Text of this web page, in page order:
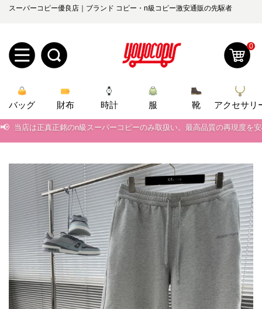
スーパーコピー優良店｜ブランド コピー・n級コピー激安通販の先駆者
規
ユ
ー
登
録
ロ
グ
ダ
ー
管
知
ら
せ
yoyocopys@gmail.com
2026人気特集
バッグ
財布
時計
服
ズボン
衣装セット
靴
住まい用品
アクセサリー
ベルト
スカーフ
アイフォーンケ
小物
0
バッグ 財布 時計 服 靴
アクセサリ
当店は正真正銘のn級スーパーコピーのみ取扱い。最高品質の再現度を
2026春の新作続々更新中！期間中のご注文でお得な割引をご利用いただ
新作入荷！ルイ・ヴィトンスーパーコピー バッグ最新モデルが登場。